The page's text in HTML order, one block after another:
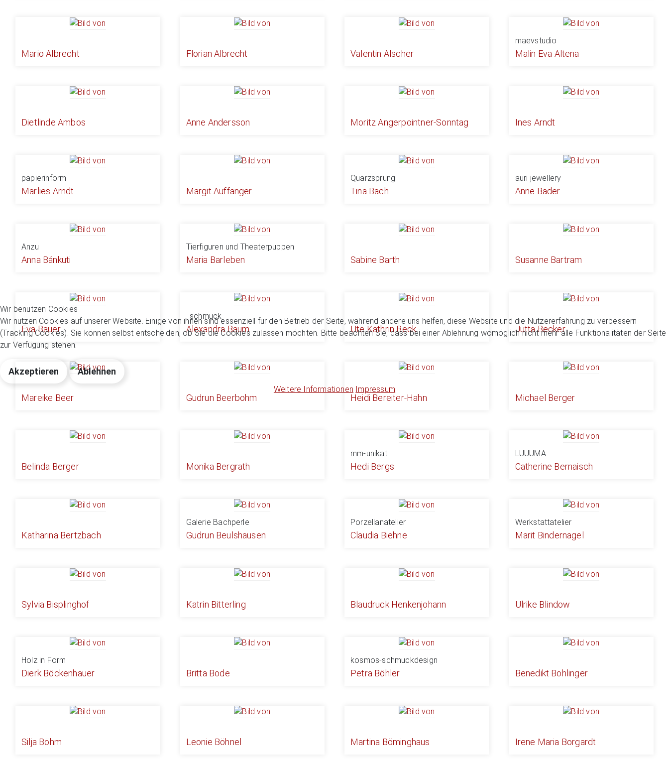
Mario Albrecht Florian Albrecht Valentin Alscher
maevstudio
Malin Eva Altena
Dietlinde Ambos Anne Andersson Moritz Angerpointner-Sonntag Ines Arndt
papierinform
Marlies Arndt Margit Auffanger
Quarzsprung
Tina Bach
auri jewellery
Anne Bader
Anzu
Anna Bánkuti
Tierfiguren und Theaterpuppen
Maria Barleben Sabine Barth Susanne Bartram
Eva Bauer
. schmuck
Alexandra Baum Ute Kathrin Beck Jutta Becker
Mareike Beer Gudrun Beerbohm Heidi Bereiter-Hahn Michael Berger
Belinda Berger Monika Bergrath
mm-unikat
Hedi Bergs
LUUUMA
Catherine Bernaisch
Katharina Bertzbach
Galerie Bachperle
Gudrun Beulshausen
Porzellanatelier
Claudia Biehne
Werkstattatelier
Marit Bindernagel
Sylvia Bisplinghof Katrin Bitterling Blaudruck Henkenjohann Ulrike Blindow
Holz in Form
Dierk Böckenhauer Britta Bode
kosmos-schmuckdesign
Petra Böhler Benedikt Bohlinger
Silja Böhm Leonie Böhnel Martina Böminghaus Irene Maria Borgardt
Wir benutzen Cookies
Wir nutzen Cookies auf unserer Website. Einige von ihnen sind essenziell für den Betrieb der Seite, während andere uns helfen, diese Website und die Nutzererfahrung zu verbessern
(Tracking Cookies). Sie können selbst entscheiden, ob Sie die Cookies zulassen möchten. Bitte beachten Sie, dass bei einer Ablehnung womöglich nicht mehr alle Funktionalitäten der Seite
zur Verfügung stehen.
Akzeptieren Ablehnen
Weitere Informationen Impressum